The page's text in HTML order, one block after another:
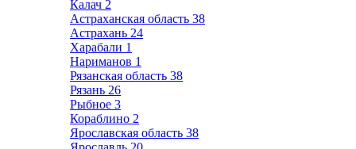
Калач 2
Астраханская область 38
Астрахань 24
Харабали 1
Нариманов 1
Рязанская область 38
Рязань 26
Рыбное 3
Кораблино 2
Ярославская область 38